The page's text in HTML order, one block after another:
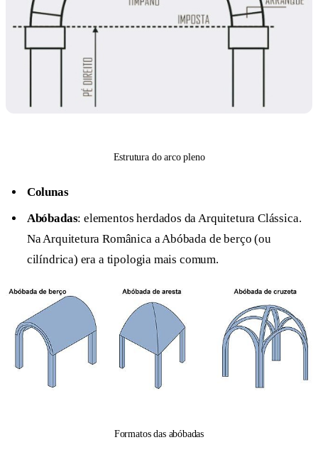
Estrutura do arco pleno
Colunas
Abóbadas: elementos herdados da Arquitetura Clássica.
Na Arquitetura Românica a Abóbada de berço (ou
cilíndrica) era a tipologia mais comum.
Formatos das abóbadas